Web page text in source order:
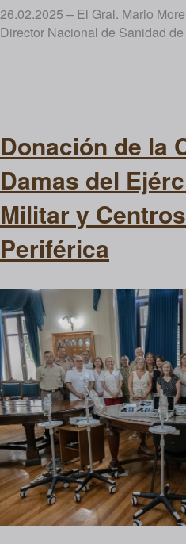
26.02.2025 – El Gral. Mario
Director Nacional de Sanidad
Donación de la
Damas del
Militar y
Periférica